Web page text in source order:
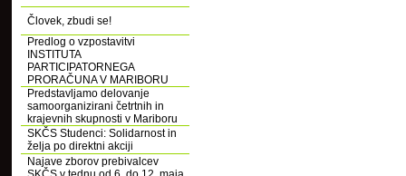
Človek, zbudi se!
Predlog o vzpostavitvi
INSTITUTA
PARTICIPATORNEGA
PRORAČUNA V MARIBORU
Predstavljamo delovanje
samoorganizirani četrtnih in
krajevnih skupnosti v Mariboru
SKČS Studenci: Solidarnost in
želja po direktni akciji
Najave zborov prebivalcev